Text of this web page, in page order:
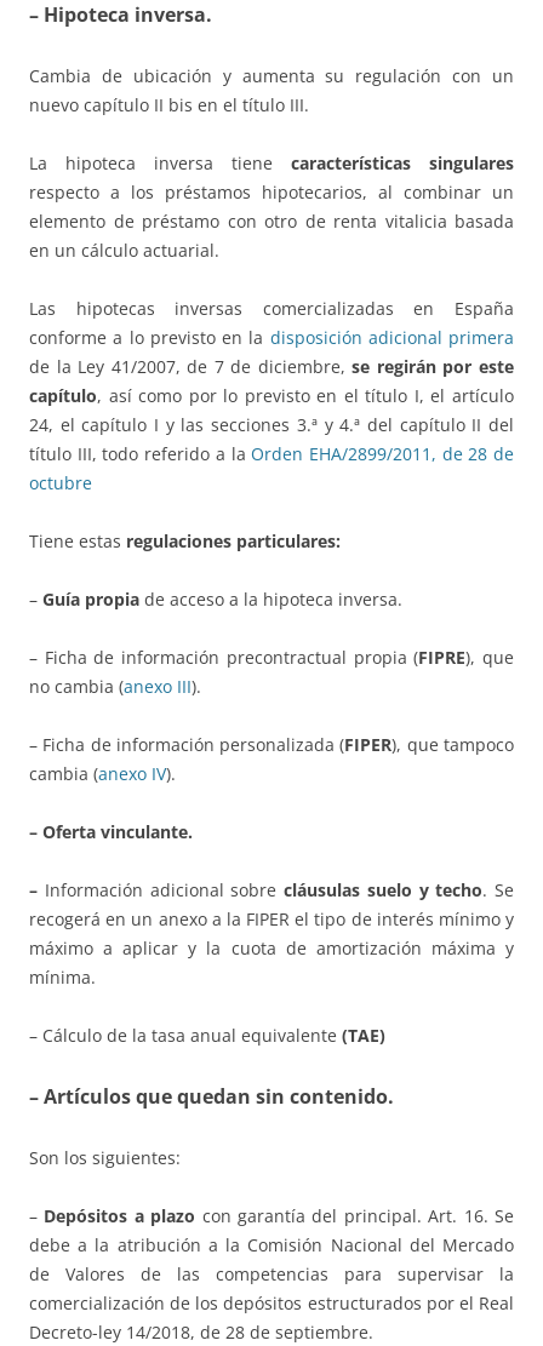
– Hipoteca inversa.
Cambia de ubicación y aumenta su regulación con un
nuevo capítulo II bis en el título III.
La hipoteca inversa tiene características singulares
respecto a los préstamos hipotecarios, al combinar un
elemento de préstamo con otro de renta vitalicia basada
en un cálculo actuarial.
Las hipotecas inversas comercializadas en España
conforme a lo previsto en la disposición adicional primera
de la Ley 41/2007, de 7 de diciembre,se regirán por este
capítulo, así como por lo previsto en el título I, el artículo
24, el capítulo I y las secciones 3.ª y 4.ª del capítulo II del
título III, todo referido a laOrden EHA/2899/2011, de 28 de
octubre
Tiene estas regulaciones particulares:
– Guía propia de acceso a la hipoteca inversa.
– Ficha de información precontractual propia (FIPRE), que
no cambia (anexo III).
– Ficha de información personalizada (FIPER), que tampoco
cambia (anexo IV).
– Oferta vinculante.
– Información adicional sobre cláusulas suelo y techo. Se
recogerá en un anexo a la FIPER el tipo de interés mínimo y
máximo a aplicar y la cuota de amortización máxima y
mínima.
– Cálculo de la tasa anual equivalente (TAE)
– Artículos que quedan sin contenido.
Son los siguientes:
– Depósitos a plazo con garantía del principal. Art. 16. Se
debe a la atribución a la Comisión Nacional del Mercado
de Valores de las competencias para supervisar la
comercialización de los depósitos estructurados por el Real
Decreto-ley 14/2018, de 28 de septiembre.